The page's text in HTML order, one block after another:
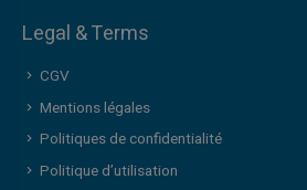
Legal & Terms
CGV
Mentions légales
Politiques de confidentialité
Politique d’utilisation